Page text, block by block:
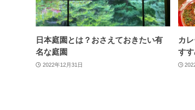
日本庭園とは？おさえておきたい有
名な庭園
2022年12月31日
カ
す